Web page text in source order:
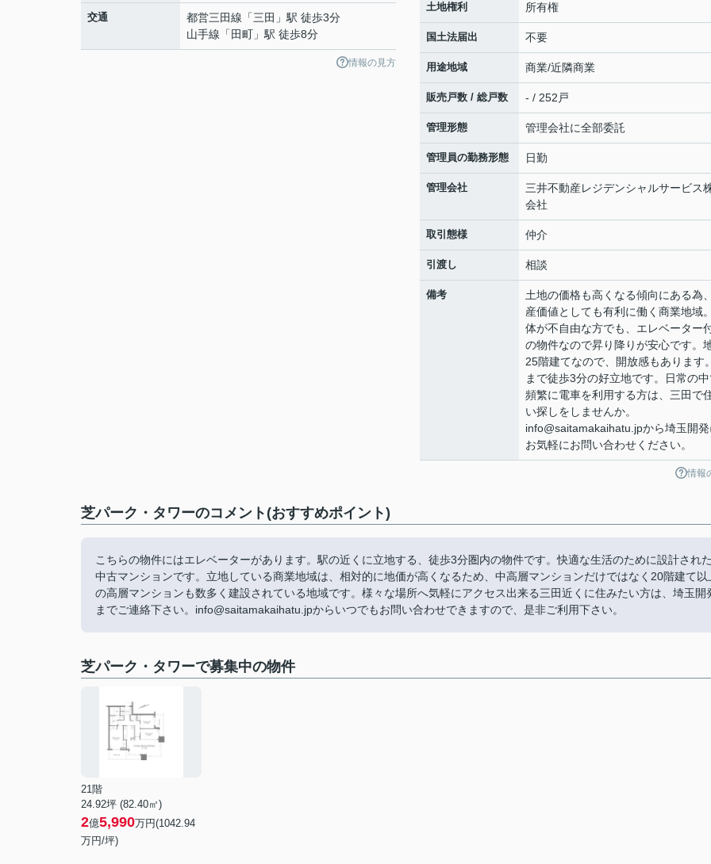
交通 都営三田線 「三田 」駅 徒歩3分
山手線 「 田町 」駅 徒歩8分
情報の見方
土地権利 所有権
国土法届出 不要
用途地域 商業/近隣商業
販売戸数 / 総戸数 - / 252戸
管理形態 管理会社に全部委託
管理員の勤務形態 日勤
管理会社
三井不動産レジデンシャルサービス
会社
取引態様 仲介
引渡し 相談
備考
土地の価格も高くなる傾向にある為
産価値としても有利に働く商業地域
体が不自由な方でも、エレベーター
の物件なので昇り降りが安心です。
25階建てなので、開放感もあります
まで徒歩3分の好立地です。日常の
頻繁に電車を利用する方は、三田で
い探しをしませんか。
info@saitamakaihatu.jpから埼玉開
お気軽にお問い合わせください。
情報
芝パーク・タワーのコメント(おすすめポイント)
こちらの物件にはエレベーターがあります。駅の近くに立地する、徒歩3分圏内の物件です。快適な生活のために設計され
中古マンションです。立地している商業地域は、相対的に地価が高くなるため、中高層マンションだけではなく20階建て以
の高層マンションも数多く建設されている地域です。様々な場所へ気軽にアクセス出来る三田近くに住みたい方は、埼玉開
までご連絡下さい。info@saitamakaihatu.jpからいつでもお問い合わせできますので、是非ご利用下さい。
芝パーク・タワーで募集中の物件
21階
24.92坪 (82.40㎡)
2億5,990万円(1042.94
万円/坪)